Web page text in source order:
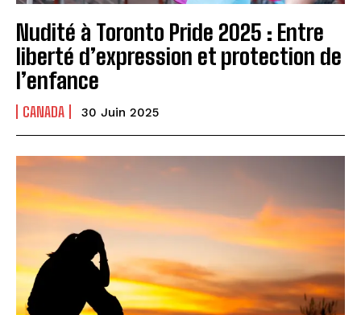
Nudité à Toronto Pride 2025 : Entre
liberté d’expression et protection de
l’enfance
CANADA 30 Juin 2025